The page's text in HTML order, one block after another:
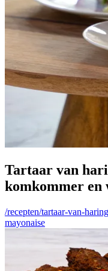
Tartaar van
komkommer en
/recepten/tartaar-van-
mayonaise